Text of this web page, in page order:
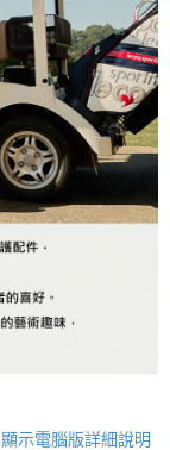
顯示電腦版詳細說明